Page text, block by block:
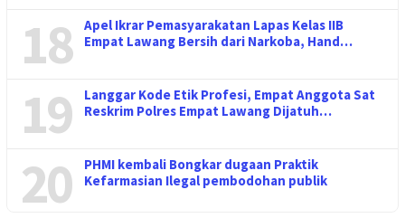
18
Apel Ikrar Pemasyarakatan Lapas Kelas IIB
Empat Lawang Bersih dari Narkoba, Hand…
19
Langgar Kode Etik Profesi, Empat Anggota Sat
Reskrim Polres Empat Lawang Dijatuh…
20
PHMI kembali Bongkar dugaan Praktik
Kefarmasian Ilegal pembodohan publik